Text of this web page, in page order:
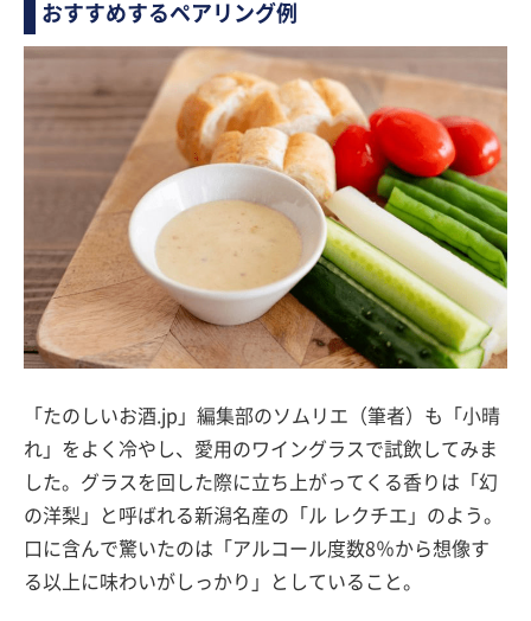
おすすめするペアリング例
「たのしいお酒.jp」編集部のソムリエ（筆者）も「小晴
れ」をよく冷やし、愛用のワイングラスで試飲してみま
した。グラスを回した際に立ち上がってくる香りは「幻
の洋梨」と呼ばれる新潟名産の「ル レクチエ」のよう。
口に含んで驚いたのは「アルコール度数8％から想像す
る以上に味わいがしっかり」としていること。